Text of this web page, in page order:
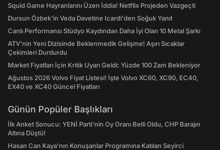
Squid Game Hayranlarını Üzen İddia! Netflix Projeden Vazgeçti
Dursun Özbek'in Veda Davetine Icardi'den Soğuk Yanıt
Canlı Performansı Stüdyo Kaydından Daha İyi Olan 10 Metal Şarkı
ATV'nin Yeni Dizisinde Beklenmedik Gelişme! Aşırı Sıcaklar
Çekimleri Durdurdu
Market Fiyatları İçin Kritik Uyarı Geldi: Yüzde 100 Zam Bekleniyor
Ağustos 2026 Volvo Fiyat Listesi! İşte Volvo XC60, XC90, EC40,
EX40 ve XC40 Güncel Fiyatları
Günün Popüler Başlıkları
İlk Anket Sonucu: YENİ Parti'nin Oy Oranı Belli Oldu, CHP Barajın
Altına Düştü!
Hasan Can Kaya’nın Konuşanlar Programına Katılan Seyirci